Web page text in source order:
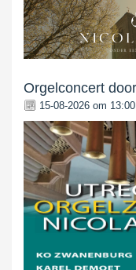
Orgelconcert
15-08-2026 om 13:00